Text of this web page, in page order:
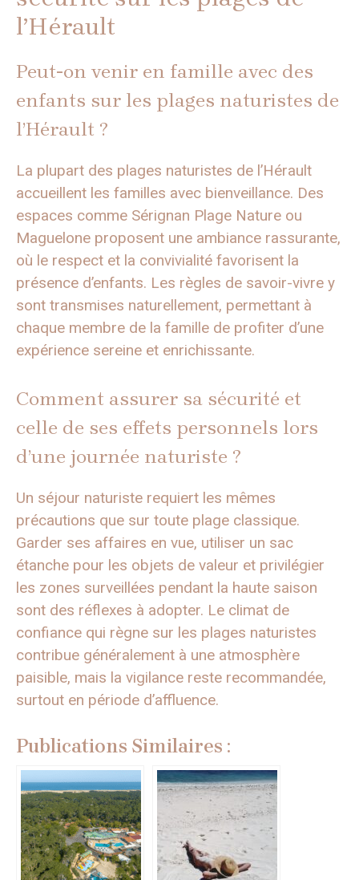
l’Hérault
Peut-on venir en famille avec des
enfants sur les plages naturistes de
l’Hérault ?
La plupart des plages naturistes de l’Hérault
accueillent les familles avec bienveillance. Des
espaces comme Sérignan Plage Nature ou
Maguelone proposent une ambiance rassurante,
où le respect et la convivialité favorisent la
présence d’enfants. Les règles de savoir-vivre y
sont transmises naturellement, permettant à
chaque membre de la famille de profiter d’une
expérience sereine et enrichissante.
Comment assurer sa sécurité et
celle de ses effets personnels lors
d’une journée naturiste ?
Un séjour naturiste requiert les mêmes
précautions que sur toute plage classique.
Garder ses affaires en vue, utiliser un sac
étanche pour les objets de valeur et privilégier
les zones surveillées pendant la haute saison
sont des réflexes à adopter. Le climat de
confiance qui règne sur les plages naturistes
contribue généralement à une atmosphère
paisible, mais la vigilance reste recommandée,
surtout en période d’affluence.
Publications Similaires :